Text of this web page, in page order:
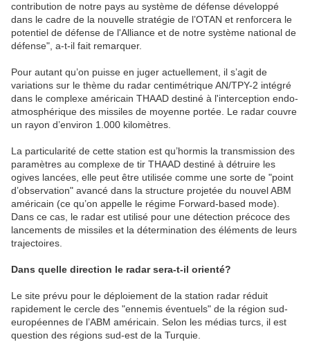
contribution de notre pays au système de défense développé
dans le cadre de la nouvelle stratégie de l’OTAN et renforcera le
potentiel de défense de l'Alliance et de notre système national de
défense", a-t-il fait remarquer.
Pour autant qu’on puisse en juger actuellement, il s’agit de
variations sur le thème du radar centimétrique AN/TPY-2 intégré
dans le complexe américain THAAD destiné à l'interception endo-
atmosphérique des missiles de moyenne portée. Le radar couvre
un rayon d’environ 1.000 kilomètres.
La particularité de cette station est qu’hormis la transmission des
paramètres au complexe de tir THAAD destiné à détruire les
ogives lancées, elle peut être utilisée comme une sorte de "point
d’observation" avancé dans la structure projetée du nouvel ABM
américain (ce qu’on appelle le régime Forward-based mode).
Dans ce cas, le radar est utilisé pour une détection précoce des
lancements de missiles et la détermination des éléments de leurs
trajectoires.
Dans quelle direction le radar sera-t-il orienté?
Le site prévu pour le déploiement de la station radar réduit
rapidement le cercle des "ennemis éventuels" de la région sud-
européennes de l’ABM américain. Selon les médias turcs, il est
question des régions sud-est de la Turquie.